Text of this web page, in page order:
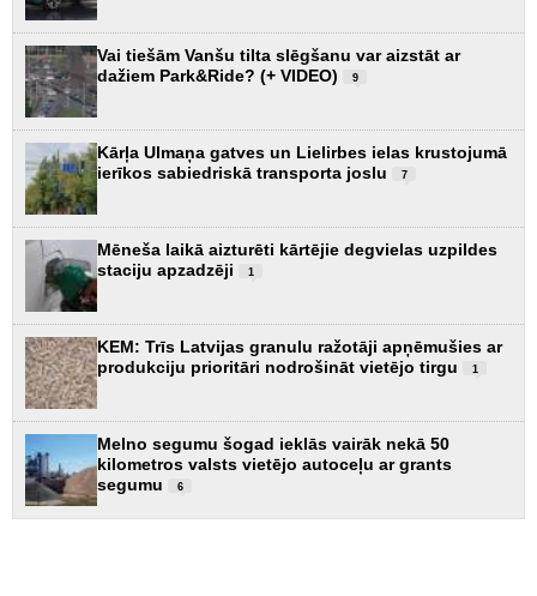
Vai tiešām Vanšu tilta slēgšanu var aizstāt ar
dažiem Park&Ride? (+ VIDEO)
9
Kārļa Ulmaņa gatves un Lielirbes ielas krustojumā
ierīkos sabiedriskā transporta joslu
7
Mēneša laikā aizturēti kārtējie degvielas uzpildes
staciju apzadzēji
1
KEM: Trīs Latvijas granulu ražotāji apņēmušies ar
produkciju prioritāri nodrošināt vietējo tirgu
1
Melno segumu šogad ieklās vairāk nekā 50
kilometros valsts vietējo autoceļu ar grants
segumu
6